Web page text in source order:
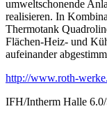
umweltschonende
realisieren. In
Thermotank
Flächen-Heiz- und
aufeinander
http://www.roth-
IFH/Intherm Halle